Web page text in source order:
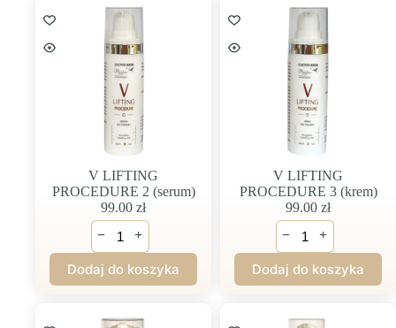
V LIFTING
PROCEDURE 2 (serum)
99.00 zł
ilość
LIFTING
PROCEDURE
2
− +
Dodaj do koszyka
V LIFTING
PROCEDURE 3 (krem)
99.00 zł
ilość
LIFTING
PROCEDURE
3
− +
Dodaj do koszyka